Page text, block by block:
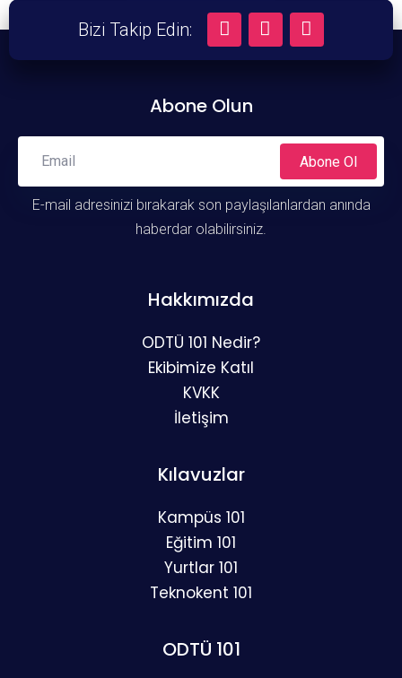
Bizi Takip Edin:
Abone Olun
Abone Ol
E-mail adresinizi bırakarak son paylaşılanlardan anında
haberdar olabilirsiniz.
Hakkımızda
ODTÜ 101 Nedir?
Ekibimize Katıl
KVKK
İletişim
Kılavuzlar
Kampüs 101
Eğitim 101
Yurtlar 101
Teknokent 101
ODTÜ 101